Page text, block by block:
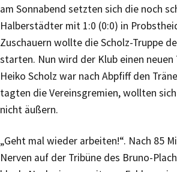
am Sonnabend setzten sich die noch
Halberstädter mit 1:0 (0:0) in
Zuschauern wollte die Scholz-Truppe
starten. Nun wird der Klub einen neuen
Heiko Scholz war nach Abpfiff den
tagten die Vereinsgremien, wollten
nicht äußern.
„Geht mal wieder arbeiten!“. Nach 85
Nerven auf der Tribüne des Bruno-